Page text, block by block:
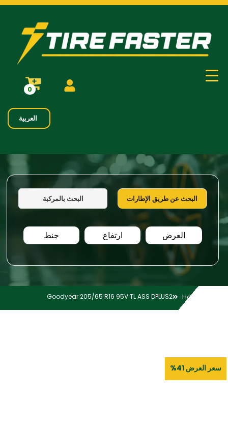
0
العربية
البحث عن طريق الإطارات البحث بالمركبة
العرض ارتفاع جنط
Home
Goodyear 205/65 R16 95V TL ASS DPLUS2
سعر العرض 41%